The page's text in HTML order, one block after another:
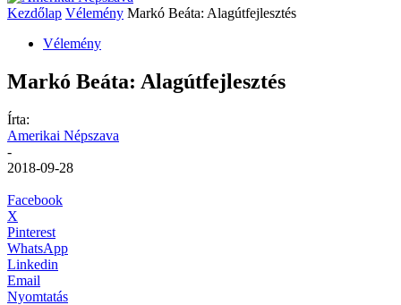
Kezdőlap Vélemény Markó Beáta: Alagútfejlesztés
Vélemény
Markó Beáta: Alagútfejlesztés
Írta:
Amerikai Népszava
-
2018-09-28
Facebook
X
Pinterest
WhatsApp
Linkedin
Email
Nyomtatás